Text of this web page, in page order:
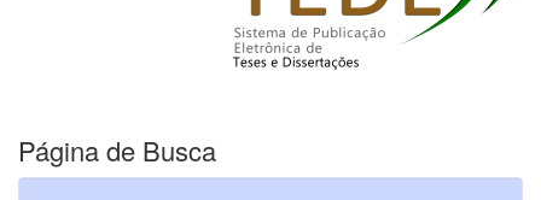
Página de Busca